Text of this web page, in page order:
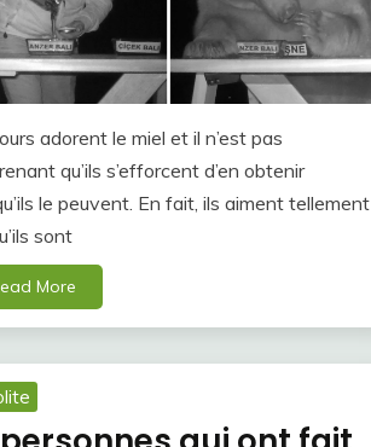
adorent le miel et il n’est pas
qu’ils s’efforcent d’en obtenir
le peuvent. En fait, ils aiment tellement
sont
More